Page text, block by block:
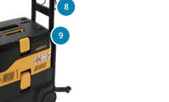
8
9